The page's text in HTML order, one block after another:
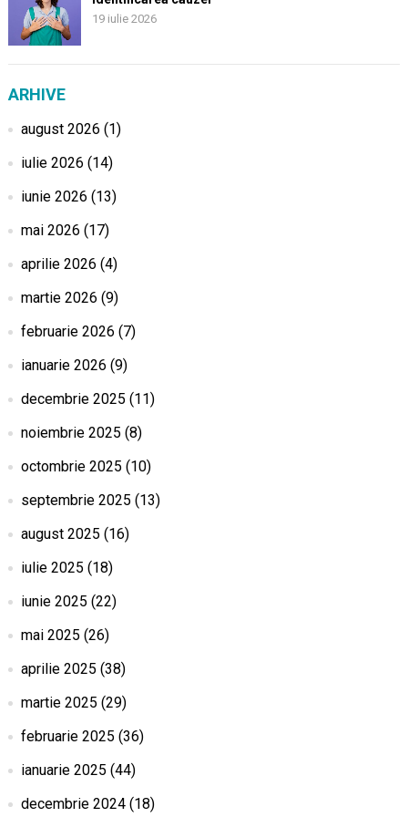
19 iulie 2026
ARHIVE
august 2026 (1)
iulie 2026 (14)
iunie 2026 (13)
mai 2026 (17)
aprilie 2026 (4)
martie 2026 (9)
februarie 2026 (7)
ianuarie 2026 (9)
decembrie 2025 (11)
noiembrie 2025 (8)
octombrie 2025 (10)
septembrie 2025 (13)
august 2025 (16)
iulie 2025 (18)
iunie 2025 (22)
mai 2025 (26)
aprilie 2025 (38)
martie 2025 (29)
februarie 2025 (36)
ianuarie 2025 (44)
decembrie 2024(18)